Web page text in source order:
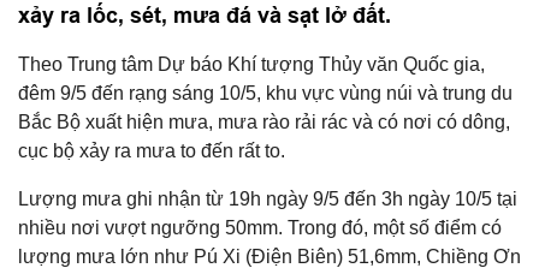
xảy ra lốc, sét, mưa đá và sạt lở đất.
Theo Trung tâm Dự báo Khí tượng Thủy văn Quốc gia,
đêm 9/5 đến rạng sáng 10/5, khu vực vùng núi và trung du
Bắc Bộ xuất hiện mưa, mưa rào rải rác và có nơi có dông,
cục bộ xảy ra mưa to đến rất to.
Lượng mưa ghi nhận từ 19h ngày 9/5 đến 3h ngày 10/5 tại
nhiều nơi vượt ngưỡng 50mm. Trong đó, một số điểm có
lượng mưa lớn như Pú Xi (Điện Biên) 51,6mm, Chiềng Ơn